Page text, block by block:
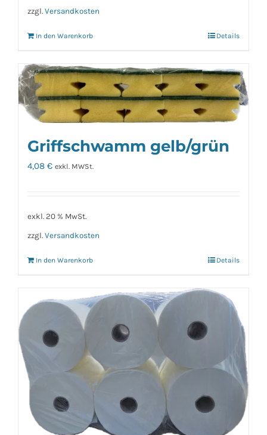
zzgl. Versandkosten
In den Warenkorb Details
Griffschwamm gelb/grün
4,08 € exkl. MWSt.
exkl. 20 % MwSt.
zzgl. Versandkosten
In den Warenkorb Details